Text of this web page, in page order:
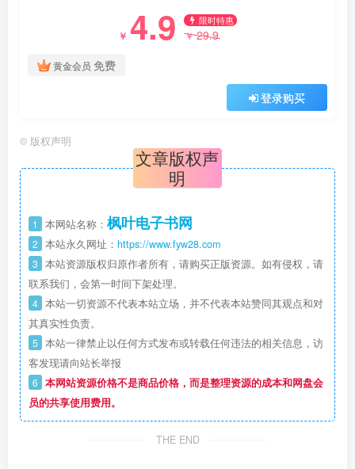
￥ 4.9 限时特惠
￥29.9
黄金会员 免费
登录购买
© 版权声明
文章版权声
明
1 本网站名称： 枫叶电子书网
2 本站永久网址： https://www.fyw28.com
3 本站资源版权归原作者所有，请购买正版资源。如有侵权，请
联系我们，会第一时间下架处理。
4 本站一切资源不代表本站立场，并不代表本站赞同其观点和对
其真实性负责。
5 本站一律禁止以任何方式发布或转载任何违法的相关信息，访
客发现请向站长举报
6 本网站资源价格不是商品价格，而是整理资源的成本和网盘会
员的共享使用费用。
THE END